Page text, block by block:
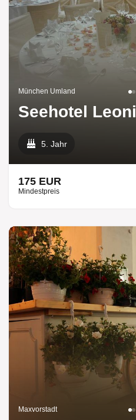
München Umland
Seehotel Leoni
5. Jahr
175 EUR
Mindestpreis
Maxvorstadt